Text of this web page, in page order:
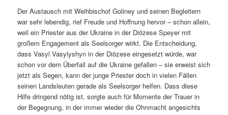
Der Austausch mit Weihbischof Goliney und seinen Begleitern
war sehr lebendig, rief Freude und Hoffnung hervor – schon allein,
weil ein Priester aus der Ukraine in der Diözese Speyer mit
großem Engagement als Seelsorger wirkt. Die Entscheidung,
dass Vasyl Vasylyshyn in der Diözese eingesetzt würde, war
schon vor dem Überfall auf die Ukraine gefallen – sie erweist sich
jetzt als Segen, kann der junge Priester doch in vielen Fällen
seinen Landsleuten gerade als Seelsorger helfen. Dass diese
Hilfe dringend nötig ist, sorgte auch für Momente der Trauer in
der Begegnung, in der immer wieder die Ohnmacht angesichts